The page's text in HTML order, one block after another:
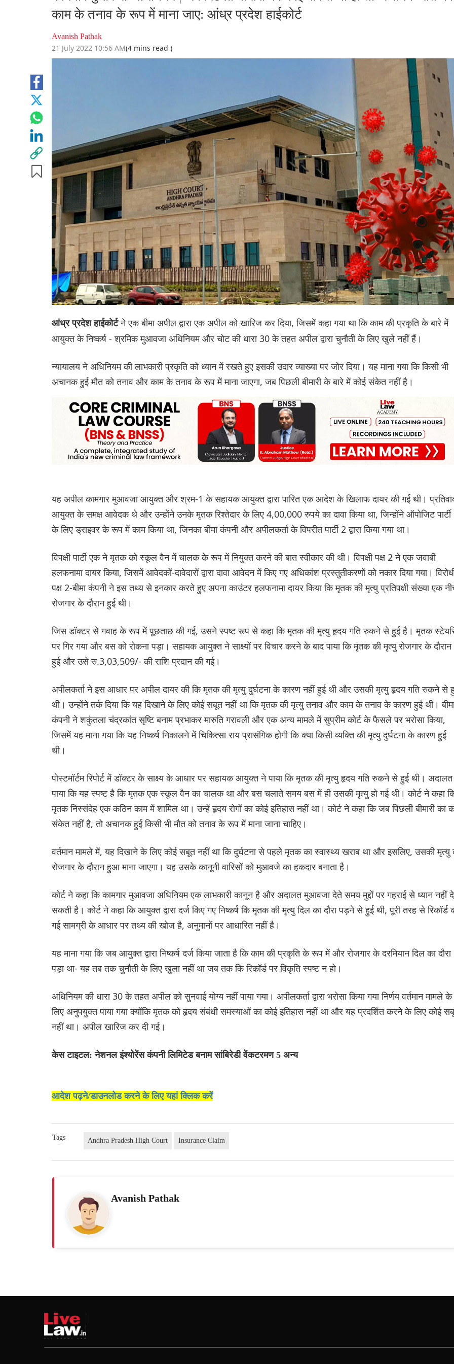
काम के तनाव के रूप में माना जाए: आंध्र प्रदेश हाईकोर्ट
Avanish Pathak
21 July 2022 10:56 AM(4 mins read )
आंध्र प्रदेश हाईकोर्टने एक बीमा अपील द्वारा एक अपील को खारिज कर दिया, जिसमें कहा गया था कि काम की प्रकृति के बारे में
आयुक्त के निष्कर्ष - श्रमिक मुआवजा अधिनियम और चोट की धारा 30 के तहत अपील द्वारा चुनौती के लिए खुले नहीं हैं।
न्यायालय ने अधिनियम की लाभकारी प्रकृति को ध्यान में रखते हुए इसकी उदार व्याख्या पर जोर दिया। यह माना गया कि किसी भी
अचानक हुई मौत को तनाव और काम के तनाव के रूप में माना जाएगा, जब पिछली बीमारी के बारे में कोई संकेत नहीं है।
यह अपील कामगार मुआवजा आयुक्त और श्रम-1 के सहायक आयुक्त द्वारा पारित एक आदेश के खिलाफ दायर की गई थी।
आयुक्त के समक्ष आवेदक थे और उन्होंने उनके मृतक रिश्तेदार के लिए 4,00,000 रुपये का दावा किया था, जिन्होंने ऑपोजिट पार्टी
के लिए ड्राइवर के रूप में काम किया था, जिनका बीमा कंपनी और अपीलकर्ता के विपरीत पार्टी 2 द्वारा किया गया था।
विपक्षी पार्टी एक ने मृतक को स्कूल वैन में चालक के रूप में नियुक्त करने की बात स्वीकार की थी। विपक्षी पक्ष 2 ने एक जवाबी
हलफनामा दायर किया, जिसमें आवेदकों-दावेदारों द्वारा दावा आवेदन में किए गए अधिकांश प्रस्तुतीकरणों को नकार दिया गया।
पक्ष 2-बीमा कंपनी ने इस तथ्य से इनकार करते हुए अपना काउंटर हलफनामा दायर किया कि मृतक की मृत्यु प्रतिपक्षी संख्या एक
रोजगार के दौरान हुई थी।
जिस डॉक्टर से गवाह के रूप में पूछताछ की गई, उसने स्पष्ट रूप से कहा कि मृतक की मृत्यु हृदय गति रुकने से हुई है। मृतक
पर गिर गया और बस को रोकना पड़ा। सहायक आयुक्त ने साक्ष्यों पर विचार करने के बाद पाया कि मृतक की मृत्यु रोजगार के दौरान
हुई और उसे रु.3,03,509/- की राशि प्रदान की गई।
अपीलकर्ता ने इस आधार पर अपील दायर की कि मृतक की मृत्यु दुर्घटना के कारण नहीं हुई थी और उसकी मृत्यु हृदय गति रुकने से
थी। उन्होंने तर्क दिया कि यह दिखाने के लिए कोई सबूत नहीं था कि मृतक की मृत्यु तनाव और काम के तनाव के कारण हुई थी।
कंपनी ने शकुंतला चंद्रकांत सृष्टि बनाम प्रभाकर मारुति गरावली और एक अन्य मामले में सुप्रीम कोर्ट के फैसले पर भरोसा किया,
जिसमें यह माना गया कि यह निष्कर्ष निकालने में चिकित्सा राय प्रासंगिक होगी कि क्या किसी व्यक्ति की मृत्यु दुर्घटना के कारण हुई
थी।
पोस्टमॉर्टम रिपोर्ट में डॉक्टर के साक्ष्य के आधार पर सहायक आयुक्त ने पाया कि मृतक की मृत्यु हृदय गति रुकने से हुई थी।
पाया कि यह स्पष्ट है कि मृतक एक स्कूल वैन का चालक था और बस चलाते समय बस में ही उसकी मृत्यु हो गई थी। कोर्ट ने कहा
मृतक निस्संदेह एक कठिन काम में शामिल था। उन्हें हृदय रोगों का कोई इतिहास नहीं था। कोर्ट ने कहा कि जब पिछली बीमारी का
संकेत नहीं है, तो अचानक हुई किसी भी मौत को तनाव के रूप में माना जाना चाहिए।
वर्तमान मामले में, यह दिखाने के लिए कोई सबूत नहीं था कि दुर्घटना से पहले मृतक का स्वास्थ्य खराब था और इसलिए, उसकी मृत्यु
रोजगार के दौरान हुआ माना जाएगा। यह उसके कानूनी वारिसों को मुआवजे का हकदार बनाता है।
कोर्ट ने कहा कि कामगार मुआवजा अधिनियम एक लाभकारी कानून है और अदालत मुआवजा देते समय मुद्दों पर गहराई से ध्यान नहीं दे
सकती है। कोर्ट ने कहा कि आयुक्त द्वारा दर्ज किए गए निष्कर्ष कि मृतक की मृत्यु दिल का दौरा पड़ने से हुई थी, पूरी तरह से रिकॉर्ड
गई सामग्री के आधार पर तथ्य की खोज है, अनुमानों पर आधारित नहीं है।
यह माना गया कि जब आयुक्त द्वारा निष्कर्ष दर्ज किया जाता है कि काम की प्रकृति के रूप में और रोजगार के दरमियान दिल का दौरा
पड़ा था- यह तब तक चुनौती के लिए खुला नहीं था जब तक कि रिकॉर्ड पर विकृति स्पष्ट न हो।
अधिनियम की धारा 30 के तहत अपील को सुनवाई योग्य नहीं पाया गया। अपीलकर्ता द्वारा भरोसा किया गया निर्णय वर्तमान मामले के
लिए अनुपयुक्त पाया गया क्योंकि मृतक को हृदय संबंधी समस्याओं का कोई इतिहास नहीं था और यह प्रदर्शित करने के लिए कोई
नहीं था। अपील खारिज कर दी गई।
केस टाइटल: नेशनल इंश्योरेंस कंपनी लिमिटेड बनाम सांबिरेडी वेंकटरमण 5 अन्य
आदेश पढ़ने/डाउनलोड करने के लिए यहां क्लिक करें
Tags Andhra Pradesh High Court Insurance Claim
Avanish Pathak